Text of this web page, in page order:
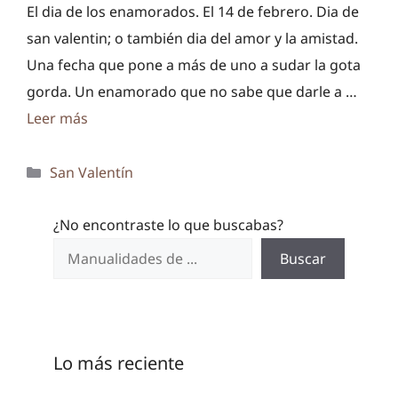
El dia de los enamorados. El 14 de febrero. Dia de
san valentin; o también dia del amor y la amistad.
Una fecha que pone a más de uno a sudar la gota
gorda. Un enamorado que no sabe que darle a …
Leer más
Categorías
San Valentín
¿No encontraste lo que buscabas?
Buscar
Lo más reciente